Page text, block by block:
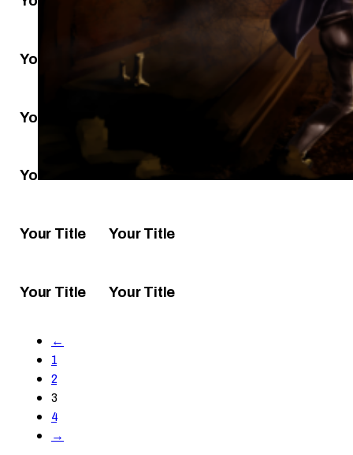
Your Title Your Title
Your Title
Your Title Your Title
Your Title Your Title
Your Title Your Title
←
1
2
3
4
→